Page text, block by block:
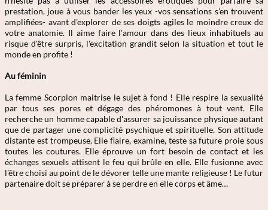
prestation, joue à vous bander les yeux -vos sensations s'en trouvent
amplifiées- avant d'explorer de ses doigts agiles le moindre creux de
votre anatomie. Il aime faire l'amour dans des lieux inhabituels au
risque d'être surpris, l'excitation grandit selon la situation et tout le
monde en profite !
Au féminin
La femme Scorpion maitrise le sujet à fond ! Elle respire la sexualité
par tous ses pores et dégage des phéromones à tout vent. Elle
recherche un homme capable d'assurer sa jouissance physique autant
que de partager une complicité psychique et spirituelle. Son attitude
distante est trompeuse. Elle flaire, examine, teste sa future proie sous
toutes les coutures. Elle éprouve un fort besoin de contact et les
échanges sexuels attisent le feu qui brûle en elle. Elle fusionne avec
l'être choisi au point de le dévorer telle une mante religieuse ! Le futur
partenaire doit se préparer à se perdre en elle corps et âme…